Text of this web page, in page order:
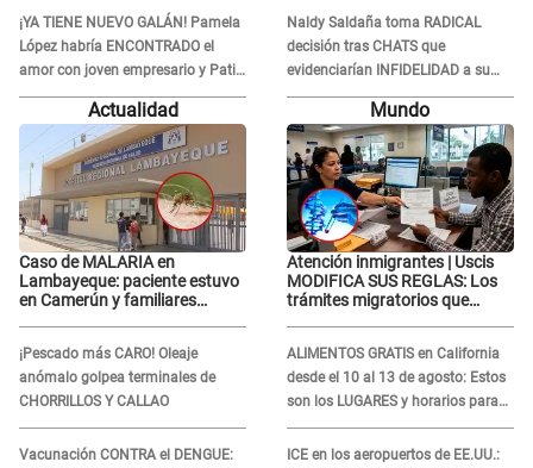
¡YA TIENE NUEVO GALÁN! Pamela
López habría ENCONTRADO el
amor con joven empresario y Pati
Lorena la ECHA en VIVO
Tinelli en TV argentina
Naldy Saldaña toma RADICAL
decisión tras CHATS que
evidenciarían INFIDELIDAD a su
novio con animador de 'La Bella
Luz': "Un día..."
Actualidad
Caso de MALARIA en
Lambayeque: paciente estuvo
en Camerún y familiares
¡Pescado más CARO! Oleaje
anómalo golpea terminales de
CHORRILLOS Y CALLAO
Vacunación CONTRA el DENGUE:
Mundo
Atención inmigrantes | Uscis
MODIFICA SUS REGLAS: Los
trámites migratorios que
ALIMENTOS GRATIS en California
desde el 10 al 13 de agosto: Estos
son los LUGARES y horarios para
recibir la ayuda
ICE en los aeropuertos de EE.UU.: